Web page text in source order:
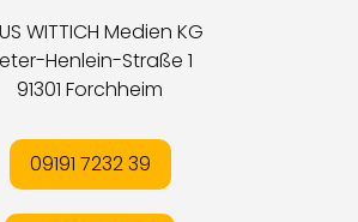
WITTICH Medien KG
Henlein-Straße 1
91301 Forchheim
09191 7232 39